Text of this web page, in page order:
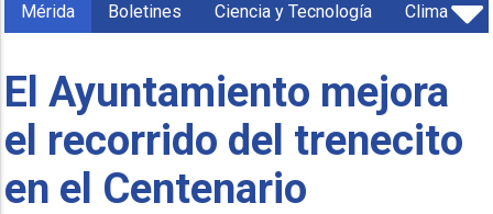
Mérida Boletines Ciencia y Tecnología Clima
El Ayuntamiento mejora
el recorrido del trenecito
en el Centenario